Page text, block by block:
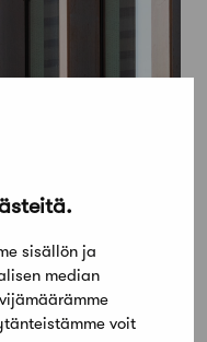
sisällön ja
median
voit